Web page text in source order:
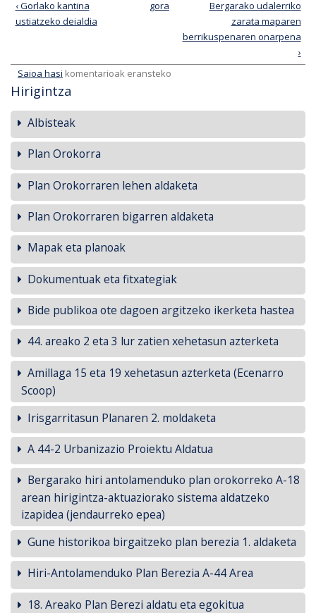
‹ Gorlako kantina
ustiatzeko deialdia
gora
Bergarako udalerriko
zarata maparen
berrikuspenaren onarpena
›
Saioa hasi komentarioak eransteko
Hirigintza
Albisteak
Plan Orokorra
Plan Orokorraren lehen aldaketa
Plan Orokorraren bigarren aldaketa
Mapak eta planoak
Dokumentuak eta fitxategiak
Bide publikoa ote dagoen argitzeko ikerketa hastea
44. areako 2 eta 3 lur zatien xehetasun azterketa
Amillaga 15 eta 19 xehetasun azterketa (Ecenarro
Scoop)
Irisgarritasun Planaren 2. moldaketa
A 44-2 Urbanizazio Proiektu Aldatua
Bergarako hiri antolamenduko plan orokorreko A-18
arean hirigintza-aktuaziorako sistema aldatzeko
izapidea (jendaurreko epea)
Gune historikoa birgaitzeko plan berezia 1. aldaketa
Hiri-Antolamenduko Plan Berezia A-44 Area
18. Areako Plan Berezi aldatu eta egokitua